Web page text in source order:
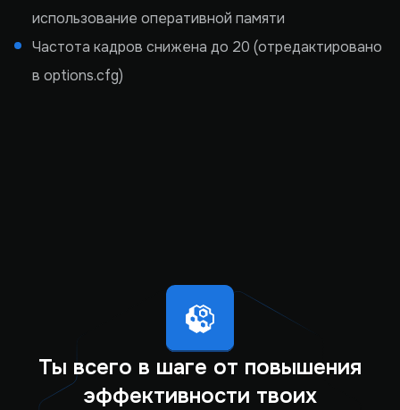
использование оперативной памяти
Частота кадров снижена до 20 (отредактировано
в options.cfg)
Ты всего в шаге от повышения
эффективности твоих